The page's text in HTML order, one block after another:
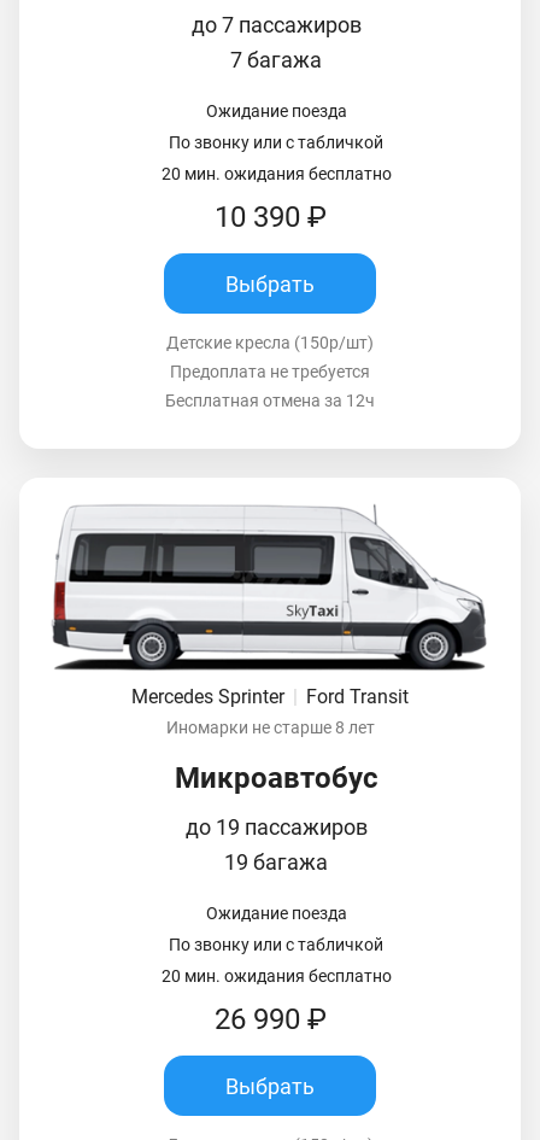
до 7 пассажиров
7 багажа
Ожидание поезда
По звонку или с табличкой
20 мин. ожидания бесплатно
10 390 ₽
Выбрать
Детские кресла (150р/шт)
Предоплата не требуется
Бесплатная отмена за 12ч
Mercedes Sprinter | Ford Transit
Иномарки не старше 8 лет
Микроавтобус
до 19 пассажиров
19 багажа
Ожидание поезда
По звонку или с табличкой
20 мин. ожидания бесплатно
26 990 ₽
Выбрать